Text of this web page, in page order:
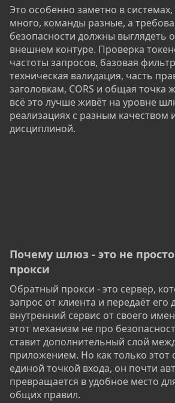
Это особенно заметно в системах,
много, команды разные, а
безопасности должны выглядеть
внешнем контуре. Проверка
частоты запросов, базовая
техническая валидация, часть
заголовкам, CORS и общая точка
всё это лучше живёт на уровне
реализациях с разным качеством
дисциплиной.
Почему шлюз - это не
прокси​
Обратный прокси - это сервер,
запрос от клиента и передаёт его
внутренний сервис от своего
этот механизм не про
ставит дополнительный слой
приложением. Но как только этот
единой точкой входа, он почти
превращается в удобное место
общих правил.